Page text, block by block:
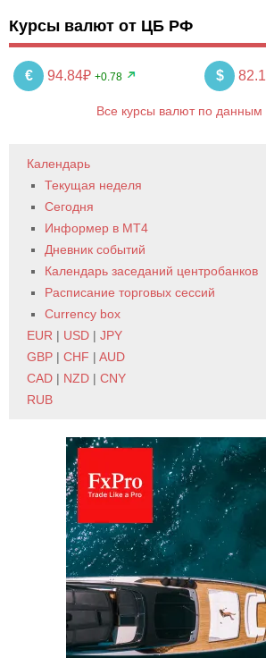
Курсы валют от ЦБ РФ
€ 94.84₽ +0.78 $
Все курсы валют по
Календарь
Текущая неделя
Сегодня
Информер в MT4
Дневник событий
Календарь заседаний центробанков
Расписание торговых сессий
Currency box
EUR | USD | JPY
GBP | CHF | AUD
CAD | NZD | CNY
RUB